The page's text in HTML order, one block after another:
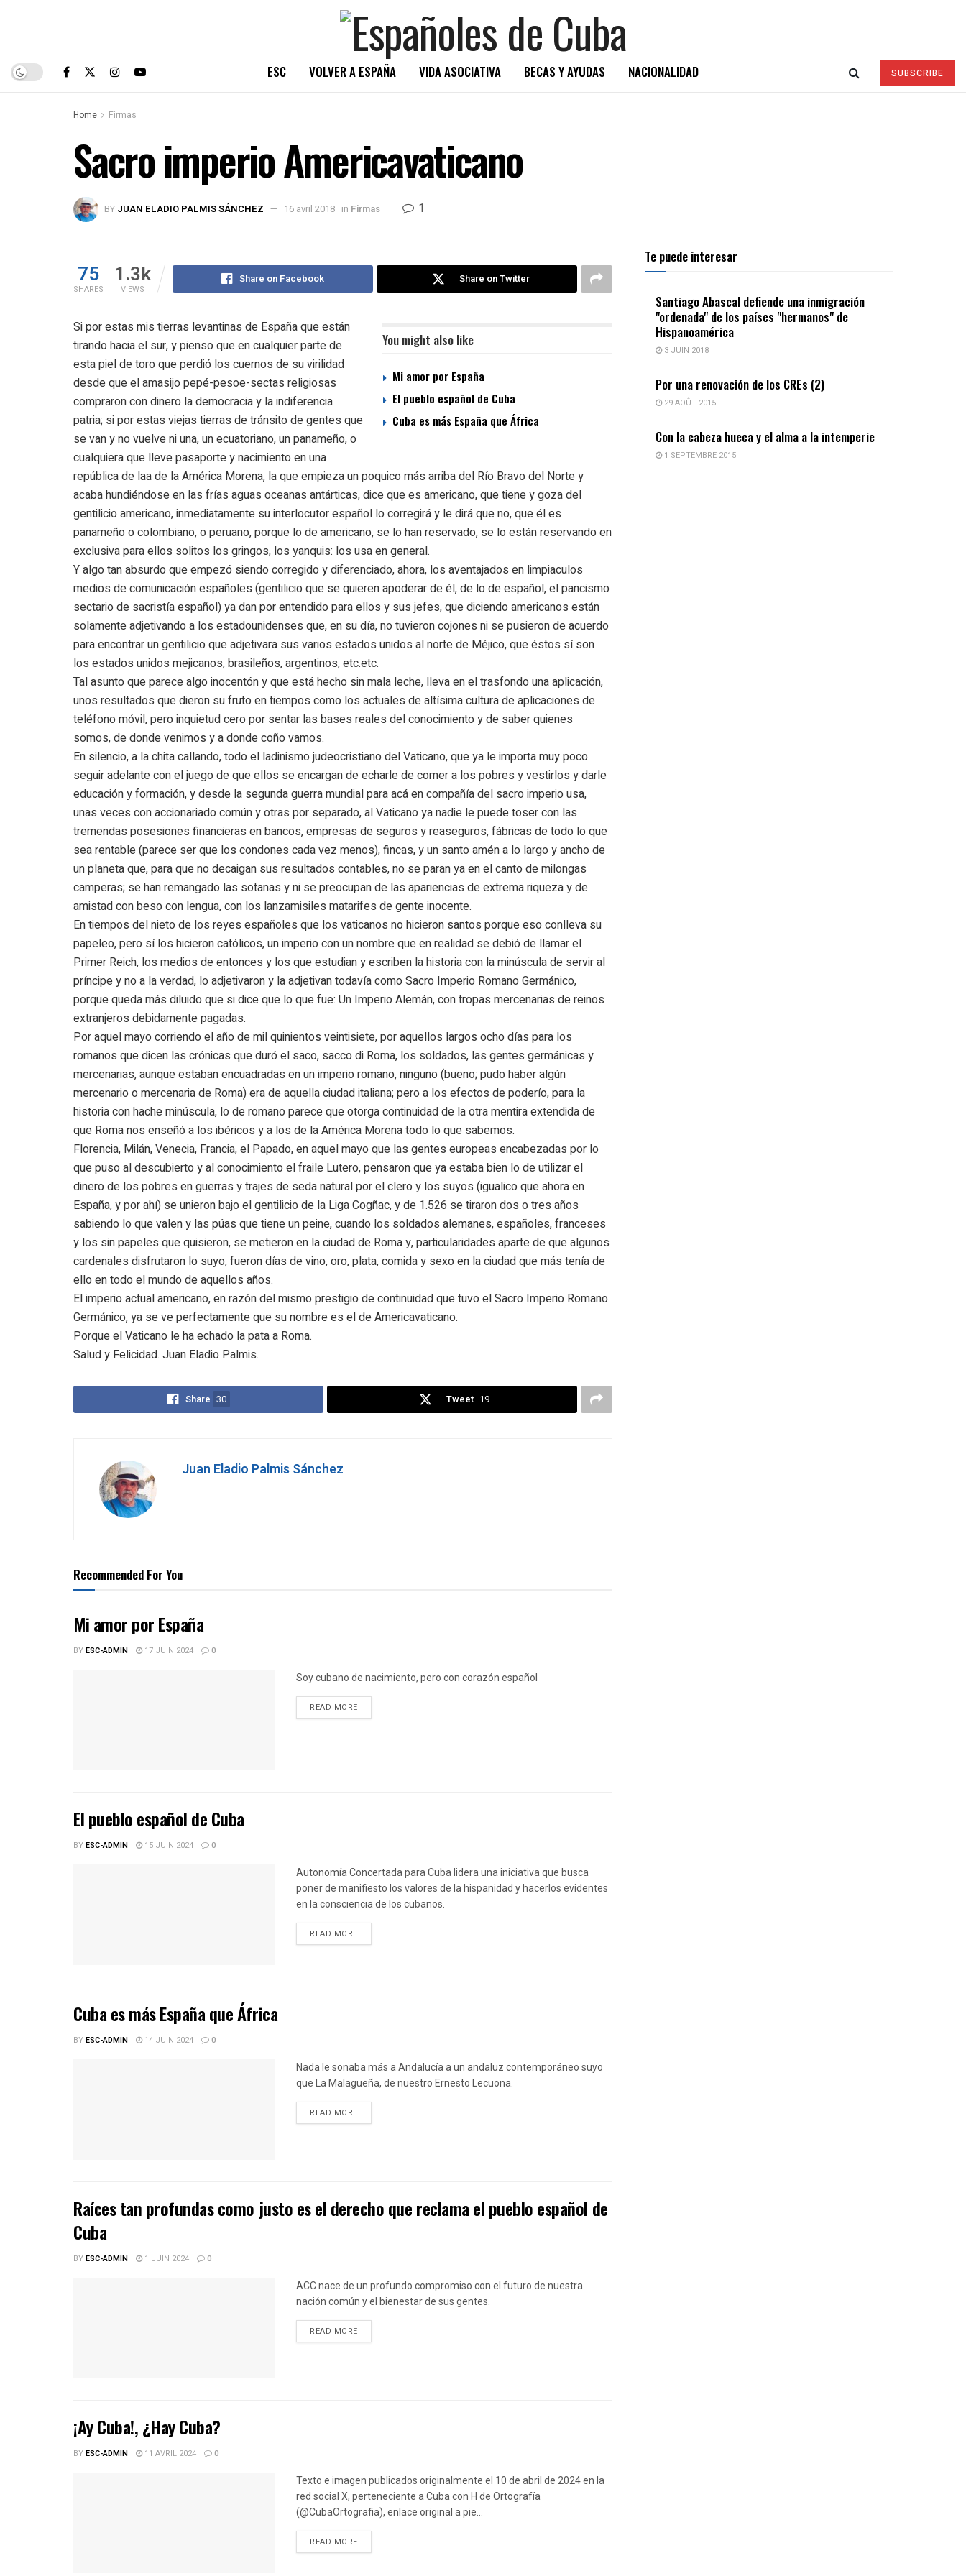
ESC VOLVER A ESPAÑA VIDA ASOCIATIVA BECAS Y AYUDAS NACIONALIDAD SUBSCRIBE
Home Firmas
Sacro imperio Americavaticano
BY JUAN ELADIO PALMIS SÁNCHEZ 16 avril 2018 in Firmas 1
75
SHARES
1.3k
VIEWS
Share on Facebook Share on Twitter
You might also like
Mi amor por España
El pueblo español de Cuba
Cuba es más España que África
Si por estas mis tierras levantinas de España que están
tirando hacia el sur, y pienso que en cualquier parte de
esta piel de toro que perdió los cuernos de su virilidad
desde que el amasijo pepé-pesoe-sectas religiosas
compraron con dinero la democracia y la indiferencia
patria; si por estas viejas tierras de tránsito de gentes que
se van y no vuelve ni una, un ecuatoriano, un panameño, o
cualquiera que lleve pasaporte y nacimiento en una
república de laa de la América Morena, la que empieza un poquico más arriba del Río Bravo del Norte y
acaba hundiéndose en las frías aguas oceanas antárticas, dice que es americano, que tiene y goza del
gentilicio americano, inmediatamente su interlocutor español lo corregirá y le dirá que no, que él es
panameño o colombiano, o peruano, porque lo de americano, se lo han reservado, se lo están reservando en
exclusiva para ellos solitos los gringos, los yanquis: los usa en general.
Y algo tan absurdo que empezó siendo corregido y diferenciado, ahora, los aventajados en limpiaculos
medios de comunicación españoles (gentilicio que se quieren apoderar de él, de lo de español, el pancismo
sectario de sacristía español) ya dan por entendido para ellos y sus jefes, que diciendo americanos están
solamente adjetivando a los estadounidenses que, en su día, no tuvieron cojones ni se pusieron de acuerdo
para encontrar un gentilicio que adjetivara sus varios estados unidos al norte de Méjico, que éstos sí son
los estados unidos mejicanos, brasileños, argentinos, etc.etc.
Tal asunto que parece algo inocentón y que está hecho sin mala leche, lleva en el trasfondo una aplicación,
unos resultados que dieron su fruto en tiempos como los actuales de altísima cultura de aplicaciones de
teléfono móvil, pero inquietud cero por sentar las bases reales del conocimiento y de saber quienes
somos, de donde venimos y a donde coño vamos.
En silencio, a la chita callando, todo el ladinismo judeocristiano del Vaticano, que ya le importa muy poco
seguir adelante con el juego de que ellos se encargan de echarle de comer a los pobres y vestirlos y darle
educación y formación, y desde la segunda guerra mundial para acá en compañía del sacro imperio usa,
unas veces con accionariado común y otras por separado, al Vaticano ya nadie le puede toser con las
tremendas posesiones financieras en bancos, empresas de seguros y reaseguros, fábricas de todo lo que
sea rentable (parece ser que los condones cada vez menos), fincas, y un santo amén a lo largo y ancho de
un planeta que, para que no decaigan sus resultados contables, no se paran ya en el canto de milongas
camperas; se han remangado las sotanas y ni se preocupan de las apariencias de extrema riqueza y de
amistad con beso con lengua, con los lanzamisiles matarifes de gente inocente.
En tiempos del nieto de los reyes españoles que los vaticanos no hicieron santos porque eso conlleva su
papeleo, pero sí los hicieron católicos, un imperio con un nombre que en realidad se debió de llamar el
Primer Reich, los medios de entonces y los que estudian y escriben la historia con la minúscula de servir al
príncipe y no a la verdad, lo adjetivaron y la adjetivan todavía como Sacro Imperio Romano Germánico,
porque queda más diluido que si dice que lo que fue: Un Imperio Alemán, con tropas mercenarias de reinos
extranjeros debidamente pagadas.
Por aquel mayo corriendo el año de mil quinientos veintisiete, por aquellos largos ocho días para los
romanos que dicen las crónicas que duró el saco, sacco di Roma, los soldados, las gentes germánicas y
mercenarias, aunque estaban encuadradas en un imperio romano, ninguno (bueno; pudo haber algún
mercenario o mercenaria de Roma) era de aquella ciudad italiana; pero a los efectos de poderío, para la
historia con hache minúscula, lo de romano parece que otorga continuidad de la otra mentira extendida de
que Roma nos enseñó a los ibéricos y a los de la América Morena todo lo que sabemos.
Florencia, Milán, Venecia, Francia, el Papado, en aquel mayo que las gentes europeas encabezadas por lo
que puso al descubierto y al conocimiento el fraile Lutero, pensaron que ya estaba bien lo de utilizar el
dinero de los pobres en guerras y trajes de seda natural por el clero y los suyos (igualico que ahora en
España, y por ahí) se unieron bajo el gentilicio de la Liga Cogñac, y de 1.526 se tiraron dos o tres años
sabiendo lo que valen y las púas que tiene un peine, cuando los soldados alemanes, españoles, franceses
y los sin papeles que quisieron, se metieron en la ciudad de Roma y, particularidades aparte de que algunos
cardenales disfrutaron lo suyo, fueron días de vino, oro, plata, comida y sexo en la ciudad que más tenía de
ello en todo el mundo de aquellos años.
El imperio actual americano, en razón del mismo prestigio de continuidad que tuvo el Sacro Imperio Romano
Germánico, ya se ve perfectamente que su nombre es el de Americavaticano.
Porque el Vaticano le ha echado la pata a Roma.
Salud y Felicidad. Juan Eladio Palmis.
Share 30 Tweet 19
Juan Eladio Palmis Sánchez
Recommended For You
Mi amor por España
BYESC-ADMIN 17 JUIN 2024 0
Soy cubano de nacimiento, pero con corazón español
READ MOREDETAILS
El pueblo español de Cuba
BYESC-ADMIN 15 JUIN 2024 0
Autonomía Concertada para Cuba lidera una iniciativa que busca
poner de manifiesto los valores de la hispanidad y hacerlos evidentes
en la consciencia de los cubanos.
READ MOREDETAILS
Cuba es más España que África
BYESC-ADMIN 14 JUIN 2024 0
Nada le sonaba más a Andalucía a un andaluz contemporáneo suyo
que La Malagueña, de nuestro Ernesto Lecuona.
READ MOREDETAILS
Raíces tan profundas como justo es el derecho que reclama el pueblo español de
Cuba
BYESC-ADMIN 1 JUIN 2024 0
ACC nace de un profundo compromiso con el futuro de nuestra
nación común y el bienestar de sus gentes.
READ MOREDETAILS
¡Ay Cuba!, ¿Hay Cuba?
BYESC-ADMIN 11 AVRIL 2024 0
Texto e imagen publicados originalmente el 10 de abril de 2024 en la
red social X, perteneciente a Cuba con H de Ortografía
(@CubaOrtografia), enlace original a pie...
READ MOREDETAILS
Te puede interesar
Santiago Abascal defiende una inmigración
"ordenada" de los países "hermanos" de
Hispanoamérica
3 JUIN 2018
Por una renovación de los CREs (2)
29 AOÛT 2015
Con la cabeza hueca y el alma a la intemperie
1 SEPTEMBRE 2015